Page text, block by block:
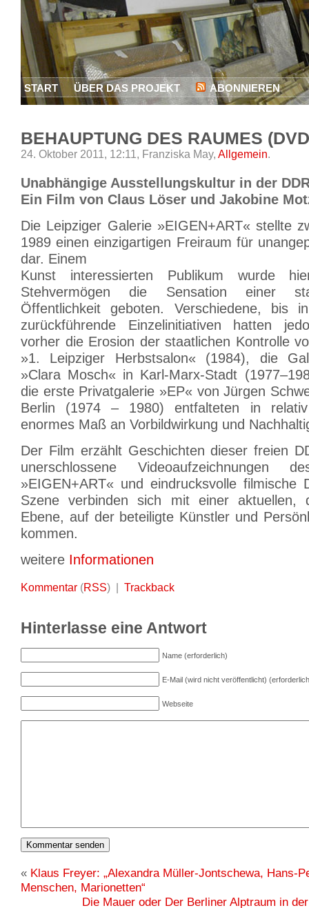
START ÜBER DAS PROJEKT ABONNIEREN
BEHAUPTUNG DES RAUMES
24. Oktober 2011, 12:11, Franziska May, Allgemein.
Unabhängige Ausstellungskultur in der
Ein Film von Claus Löser und Jakobine
Die Leipziger Galerie »EIGEN+ART« stellte
1989 einen einzigartigen Freiraum für
dar. Einem
Kunst interessierten Publikum wurde
Stehvermögen die Sensation einer
Öffentlichkeit geboten. Verschiedene, bis
zurückführende Einzelinitiativen hatten
vorher die Erosion der staatlichen Kontrolle
»1. Leipziger Herbstsalon« (1984), die
»Clara Mosch« in Karl-Marx-Stadt
die erste Privatgalerie »EP« von Jürgen
Berlin (1974 – 1980) entfalteten in
enormes Maß an Vorbildwirkung und
Der Film erzählt Geschichten dieser freien
unerschlossene Videoaufzeichnungen
»EIGEN+ART« und eindrucksvolle filmische
Szene verbinden sich mit einer aktuellen,
Ebene, auf der beteiligte Künstler und
kommen.
weitere Informationen
Kommentar (RSS) | Trackback
Hinterlasse eine Antwort
Name (erforderlich)
E-Mail (wird nicht veröffentlicht)
Webseite
« Klaus Freyer: „Alexandra Müller-Jontschewa, Hans-
Menschen, Marionetten“
Die Mauer oder Der Berliner Alptraum in